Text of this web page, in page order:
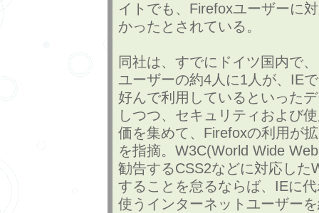
イトでも、Firefoxユーザーに
かったとされている。
同社は、すでにドイツ国内で
ユーザーの約4人に1人が、IE
好んで利用しているといった
しつつ、セキュリティおよび
価を集めて、Firefoxの利用が
を指摘。W3C(World Wide
勧告するCSS2などに対応した
することを怠るならば、IEに
使うインターネットユーザー